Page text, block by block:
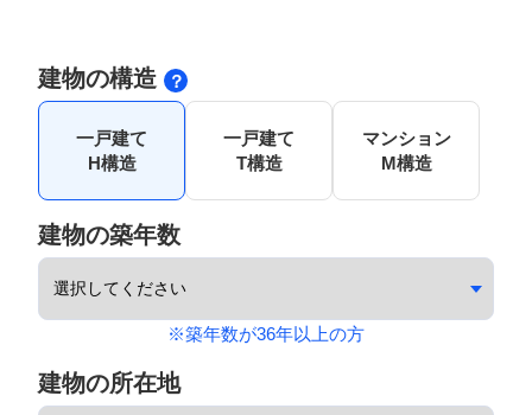
建物の構造
一戸建て
H構造
一戸建て
T構造
マンション
M構造
建物の築年数
※築年数が36年以上の方
建物の所在地